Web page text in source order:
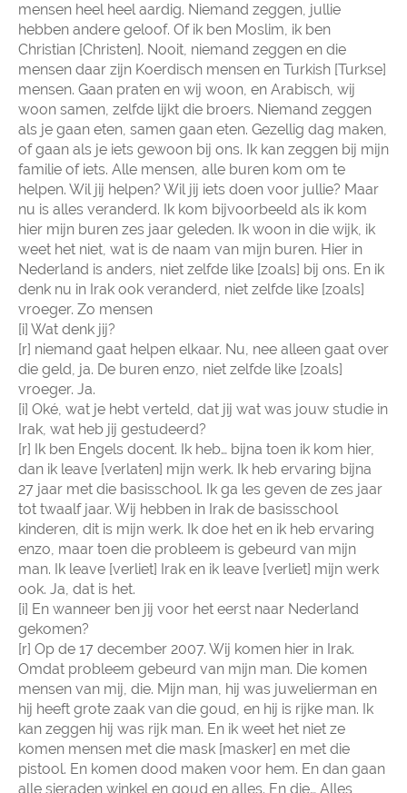
mensen heel heel aardig. Niemand zeggen, jullie
hebben andere geloof. Of ik ben Moslim, ik ben
Christian [Christen]. Nooit, niemand zeggen en die
mensen daar zijn Koerdisch mensen en Turkish [Turkse]
mensen. Gaan praten en wij woon, en Arabisch, wij
woon samen, zelfde lijkt die broers. Niemand zeggen
als je gaan eten, samen gaan eten. Gezellig dag maken,
of gaan als je iets gewoon bij ons. Ik kan zeggen bij mijn
familie of iets. Alle mensen, alle buren kom om te
helpen. Wil jij helpen? Wil jij iets doen voor jullie? Maar
nu is alles veranderd. Ik kom bijvoorbeeld als ik kom
hier mijn buren zes jaar geleden. Ik woon in die wijk, ik
weet het niet, wat is de naam van mijn buren. Hier in
Nederland is anders, niet zelfde like [zoals] bij ons. En ik
denk nu in Irak ook veranderd, niet zelfde like [zoals]
vroeger. Zo mensen
[i] Wat denk jij?
[r] niemand gaat helpen elkaar. Nu, nee alleen gaat over
die geld, ja. De buren enzo, niet zelfde like [zoals]
vroeger. Ja.
[i] Oké, wat je hebt verteld, dat jij wat was jouw studie in
Irak, wat heb jij gestudeerd?
[r] Ik ben Engels docent. Ik heb… bijna toen ik kom hier,
dan ik leave [verlaten] mijn werk. Ik heb ervaring bijna
27 jaar met die basisschool. Ik ga les geven de zes jaar
tot twaalf jaar. Wij hebben in Irak de basisschool
kinderen, dit is mijn werk. Ik doe het en ik heb ervaring
enzo, maar toen die probleem is gebeurd van mijn
man. Ik leave [verliet] Irak en ik leave [verliet] mijn werk
ook. Ja, dat is het.
[i] En wanneer ben jij voor het eerst naar Nederland
gekomen?
[r] Op de 17 december 2007. Wij komen hier in Irak.
Omdat probleem gebeurd van mijn man. Die komen
mensen van mij, die. Mijn man, hij was juwelierman en
hij heeft grote zaak van die goud, en hij is rijke man. Ik
kan zeggen hij was rijk man. En ik weet het niet ze
komen mensen met die mask [masker] en met die
pistool. En komen dood maken voor hem. En dan gaan
alle sieraden winkel en goud en alles. En die… Alles